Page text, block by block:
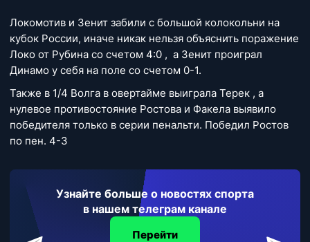
Локомотив и Зенит забили с большой колокольни на
кубок России, иначе никак нельзя объяснить поражение
Локо от Рубина со счетом 4:0 , а Зенит проиграл
Динамо у себя на поле со счетом 0-1.
Также в 1/4 Волга в овертайме выиграла Терек , а
нулевое противостояние Ростова и Факела выявило
победителя только в серии пенальти. Победил Ростов
по пен. 4-3
Узнайте больше о новостях спорта
в нашем телеграм канале
Перейти